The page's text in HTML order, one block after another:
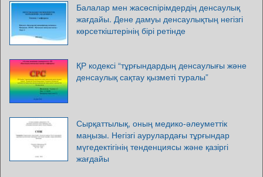
Балалар мен жасөспірімдердің денсаулық
жағдайы. Дене дамуы денсаулықтың негізгі
көрсеткіштерінің бірі ретінде
ҚР кодексі “тұрғындардың денсаулығы және
денсаулық сақтау қызметі туралы”
Сырқаттылық, оның медико-әлеуметтік
маңызы. Негізгі аурулардағы тұрғындар
мүгедектігінің тенденциясы және қазіргі
жағдайы